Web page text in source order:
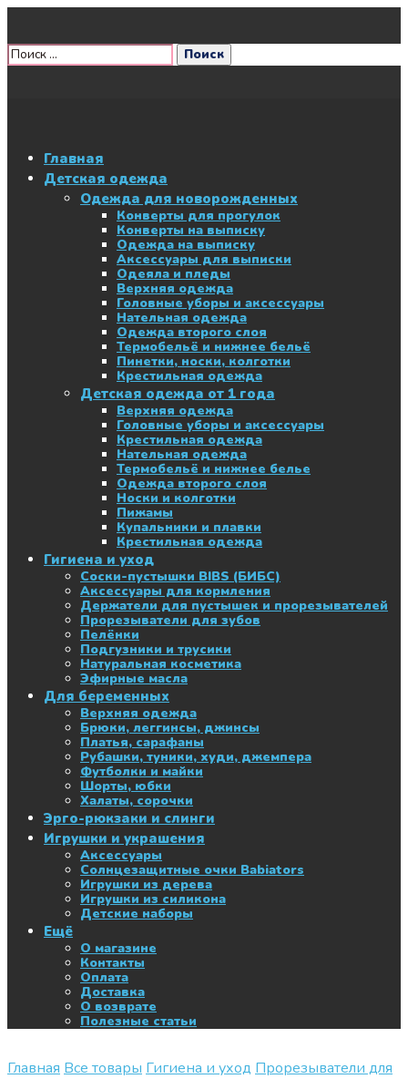
Главная
Детская одежда
Одежда для новорожденных
Конверты для прогулок
Конверты на выписку
Одежда на выписку
Аксессуары для выписки
Одеяла и пледы
Верхняя одежда
Головные уборы и аксессуары
Нательная одежда
Одежда второго слоя
Термобельё и нижнее бельё
Пинетки, носки, колготки
Крестильная одежда
Детская одежда от 1 года
Верхняя одежда
Головные уборы и аксессуары
Крестильная одежда
Нательная одежда
Термобельё и нижнее белье
Одежда второго слоя
Носки и колготки
Пижамы
Купальники и плавки
Крестильная одежда
Гигиена и уход
Соски-пустышки BIBS (БИБС)
Аксессуары для кормления
Держатели для пустышек и прорезывателей
Прорезыватели для зубов
Пелёнки
Подгузники и трусики
Натуральная косметика
Эфирные масла
Для беременных
Верхняя одежда
Брюки, леггинсы, джинсы
Платья, сарафаны
Рубашки, туники, худи, джемпера
Футболки и майки
Шорты, юбки
Халаты, сорочки
Эрго-рюкзаки и слинги
Игрушки и украшения
Аксессуары
Солнцезащитные очки Babiators
Игрушки из дерева
Игрушки из силикона
Детские наборы
Ещё
О магазине
Контакты
Оплата
Доставка
О возврате
Полезные статьи
Главная Все товары Гигиена и уход Прорезыватели для